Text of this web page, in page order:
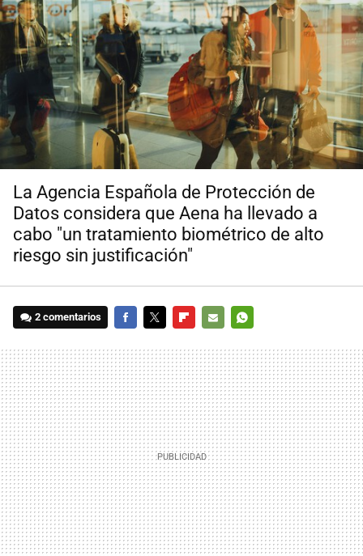
La Agencia Española de Protección de
Datos considera que Aena ha llevado a
cabo "un tratamiento biométrico de alto
riesgo sin justificación"
2 comentarios
MAIL